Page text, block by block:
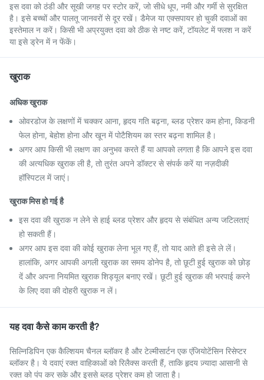
इस दवा को ठंडी और सूखी जगह पर स्टोर करें, जो सीधे धूप, नमी और गर्मी से सुरक्षित
है। इसे बच्चों और पालतू जानवरों से दूर रखें। डैमेज या एक्सपायर हो चुकी दवाओं का
इस्तेमाल न करें। किसी भी अप्रयुक्त दवा को ठीक से नष्ट करें, टॉयलेट में फ्लश न करें
या इसे ड्रेन में न फेंकें।
खुराक
अधिक खुराक
ओवरडोज के लक्षणों में चक्कर आना, हृदय गति बढ़ना, ब्लड प्रेशर कम होना, किडनी
फेल होना, बेहोश होना और खून में पोटैशियम का स्तर बढ़ना शामिल है।
अगर आप किसी भी लक्षण का अनुभव करते हैं या आपको लगता है कि आपने इस दवा
की अत्यधिक खुराक ली है, तो तुरंत अपने डॉक्टर से संपर्क करें या नज़दीकी
हॉस्पिटल में जाएं।
खुराक मिस हो गई है
इस दवा की खुराक न लेने से हाई ब्लड प्रेशर और हृदय से संबंधित अन्य जटिलताएं
हो सकती हैं।
अगर आप इस दवा की कोई खुराक लेना भूल गए हैं, तो याद आते ही इसे ले लें।
हालांकि, अगर आपकी अगली खुराक का समय डोनेप है, तो छूटी हुई खुराक को छोड़
दें और अपना नियमित खुराक शिड्यूल बनाए रखें। छूटी हुई खुराक की भरपाई करने
के लिए दवा की दोहरी खुराक न लें।
यह दवा कैसे काम करती है?
सिल्निडिपिन एक कैल्शियम चैनल ब्लॉकर है और टेल्मीसार्टन एक एंजियोटेंसिन रिसेप्टर
ब्लॉकर है। ये दवाएं रक्त वाहिकाओं को रिलैक्स करती हैं, ताकि हृदय ज़्यादा आसानी से
रक्त को पंप कर सके और इससे ब्लड प्रेशर कम हो जाता है।